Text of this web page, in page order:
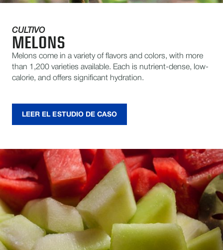
CULTIVO
MELONS
Melons come in a variety of flavors and colors, with more
than 1,200 varieties available. Each is nutrient-dense, low-
calorie, and offers significant hydration.
LEER EL ESTUDIO DE CASO